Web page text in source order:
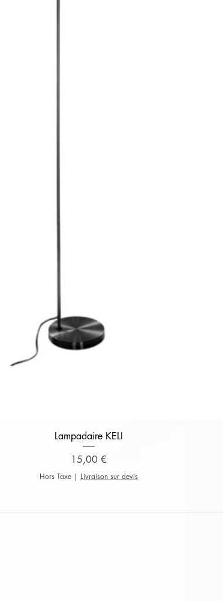
Aperçu rapide
Lampadaire KELI
Prix
15,00 €
Hors Taxe | Livraison sur devis